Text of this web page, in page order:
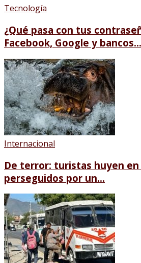
Tecnología
¿Qué pasa con tus
Facebook, Google y bancos...
Internacional
De terror: turistas huyen
perseguidos por un...